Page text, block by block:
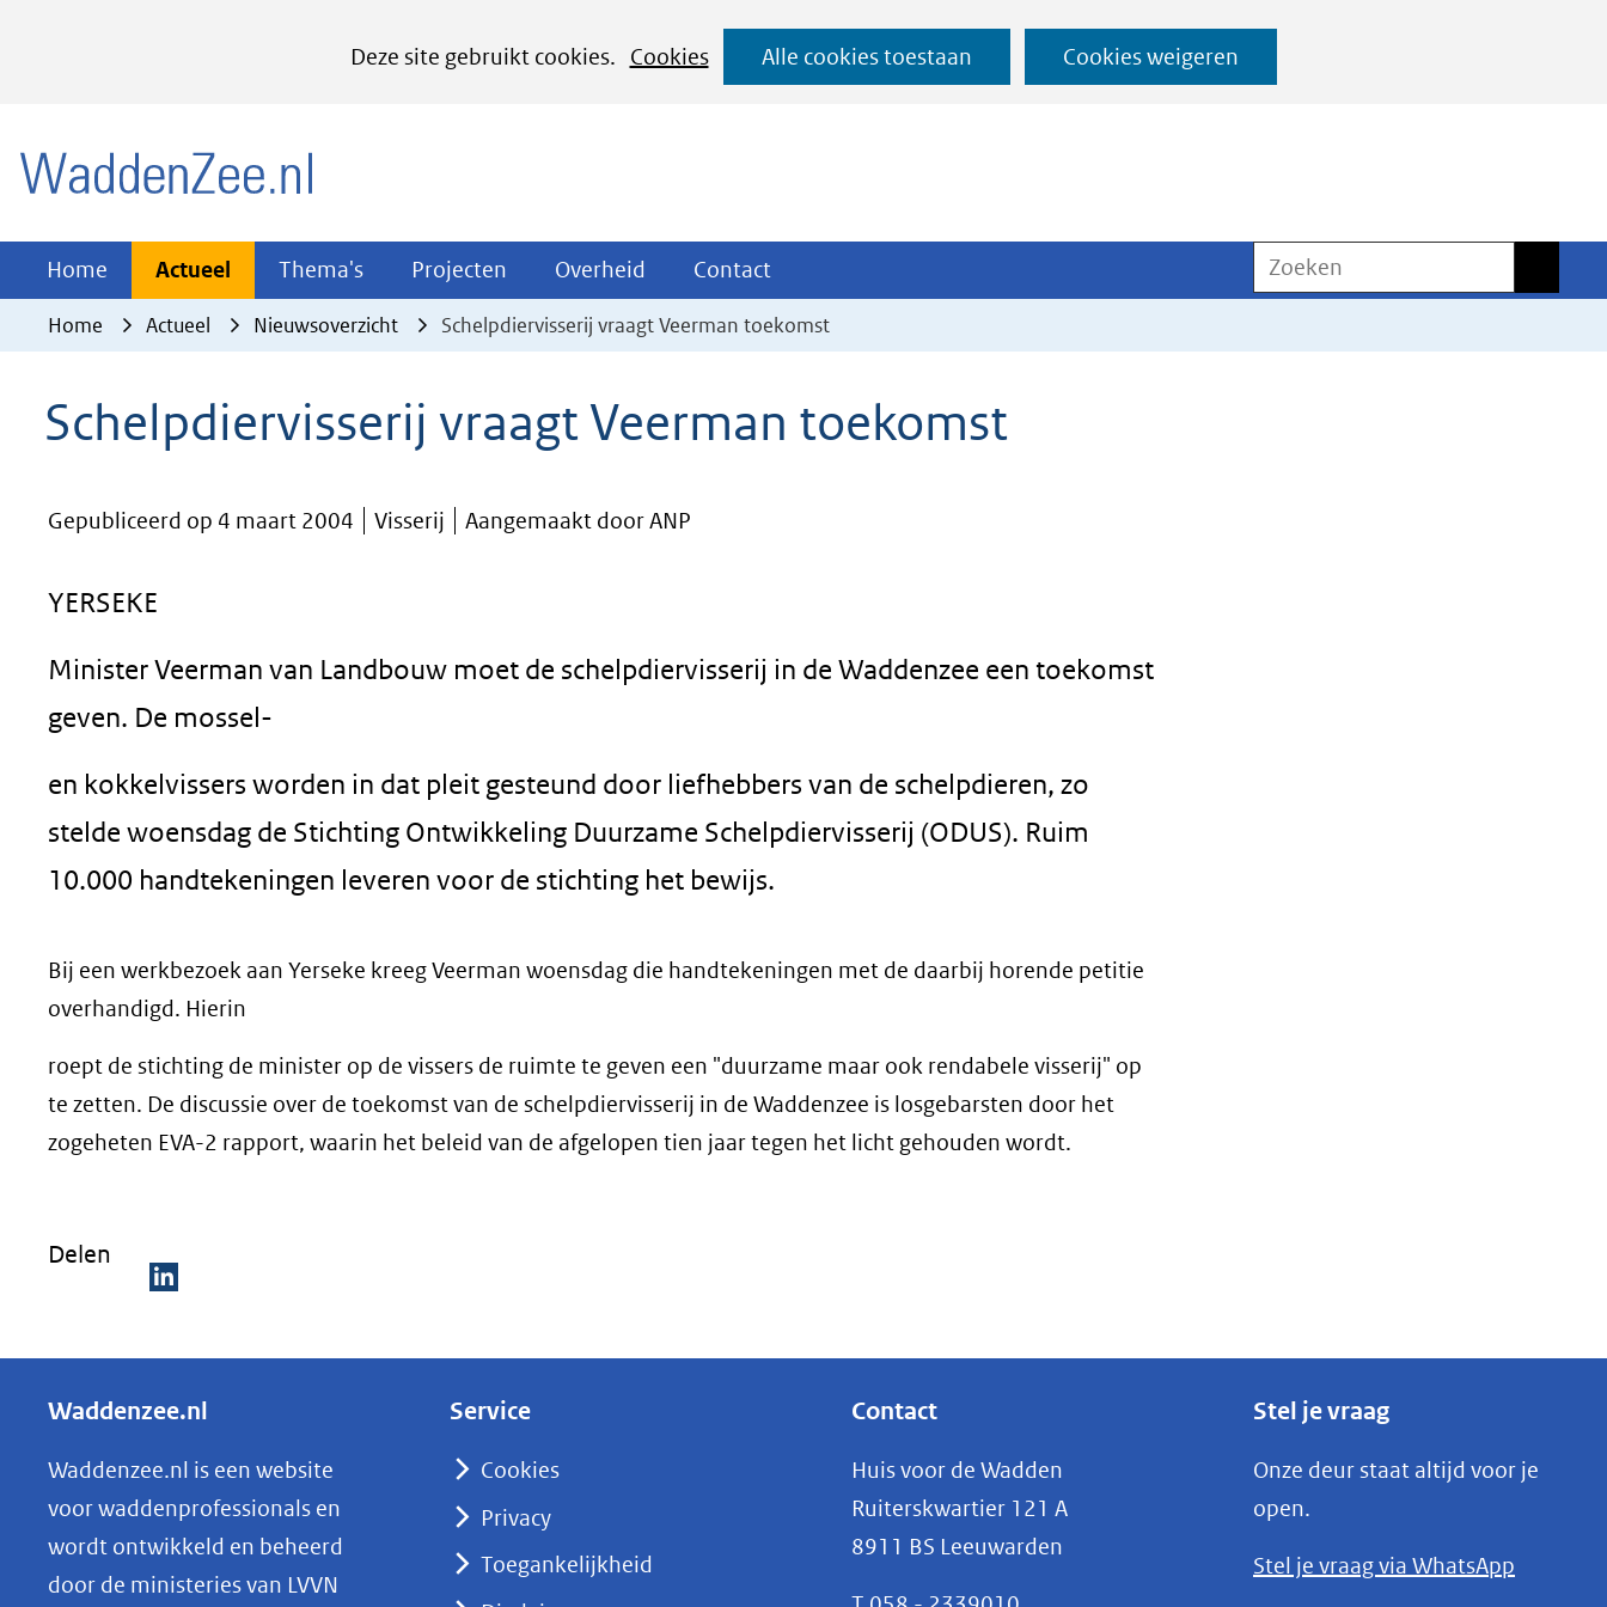
Deze site gebruikt cookies.
Cookies
het
cookies
website
worden
Alle cookies toestaan Cookies weigeren
Ga
naar
Home Actueel Actueel
Uitklappen
Thema's Thema's
Uitklappen
Projecten Projecten
Uitklappen
Overheid Overheid
Uitklappen
Contact
Uitklappen
Zoeken
Home Actueel Nieuwsoverzicht Schelpdiervisserij vraagt Veerman toekomst
Schelpdiervisserij vraagt Veerman toekomst
Gepubliceerd op 4 maart 2004 Visserij Aangemaakt door ANP
YERSEKE
Minister Veerman van Landbouw moet de schelpdiervisserij in de Waddenzee een toekomst
geven. De mossel-
en kokkelvissers worden in dat pleit gesteund door liefhebbers van de schelpdieren, zo
stelde woensdag de Stichting Ontwikkeling Duurzame Schelpdiervisserij (ODUS). Ruim
10.000 handtekeningen leveren voor de stichting het bewijs.
Bij een werkbezoek aan Yerseke kreeg Veerman woensdag die handtekeningen met de daarbij horende petitie
overhandigd. Hierin
roept de stichting de minister op de vissers de ruimte te geven een "duurzame maar ook rendabele visserij" op
te zetten. De discussie over de toekomst van de schelpdiervisserij in de Waddenzee is losgebarsten door het
zogeheten EVA-2 rapport, waarin het beleid van de afgelopen tien jaar tegen het licht gehouden wordt.
Delen
e
e
n
o
p
L
Waddenzee.nl
Waddenzee.nl is een website
voor waddenprofessionals en
wordt ontwikkeld en beheerd
door de ministeries van LVVN
Service
Cookies
Privacy
Toegankelijkheid
Contact
Huis voor de Wadden
Ruiterskwartier 121 A
8911 BS Leeuwarden
Stel je vraag
Onze deur staat altijd voor je
open.
Stel je vraag via WhatsApp